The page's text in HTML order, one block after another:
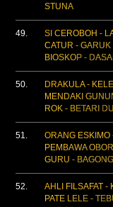
STUNA
49.
SI CEROBOH -
CATUR -
BIOSKOP -
50.
DRAKULA -
MENDAKI
ROK - BETARI
51.
ORANG ESKIMO
PEMBAWA
GURU - BAGONG
52.
AHLI FILSAFAT -
PATE LELE -